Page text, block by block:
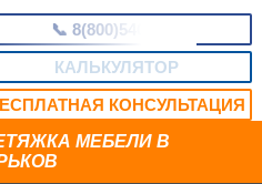
📞 8(800)5403465
КАЛЬКУЛЯТОР
КОНСУЛЬТАЦИЯ
МЕБЕЛИ В